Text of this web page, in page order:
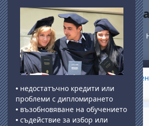
Настройки на профила
Начална страница Курсове
Section outline
Изпращане и прочитане на
преподавател
• недостатъчно кредити или
проблеми с дипломирането
• възобновяване на обучението
• съдействие за избор или